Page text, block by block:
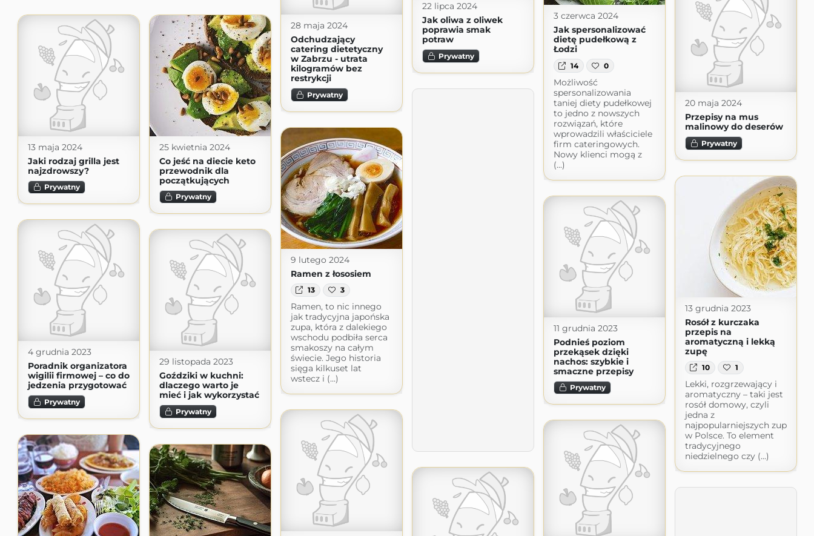
22 lipca 2024
Jak oliwa z oliwek
poprawia smak
potraw
Prywatny
3 czerwca 2024
Jak spersonalizować
dietę pudełkową z
Łodzi
14 0
Możliwość
spersonalizowania
taniej diety pudełkowej
to jedno z nowszych
rozwiązań, które
wprowadzili właściciele
firm cateringowych.
Nowy klienci mogą z
(...)
28 maja 2024
Odchudzający
catering dietetyczny
w Zabrzu - utrata
kilogramów bez
restrykcji
Prywatny
20 maja 2024
Przepisy na mus
malinowy do deserów
Prywatny
13 maja 2024
Jaki rodzaj grilla jest
najzdrowszy?
Prywatny
25 kwietnia 2024
Co jeść na diecie keto
przewodnik dla
początkujących
Prywatny
9 lutego 2024
Ramen z łososiem
13 3
Ramen, to nic innego
jak tradycyjna japońska
zupa, która z dalekiego
wschodu podbiła serca
smakoszy na całym
świecie. Jego historia
sięga kilkuset lat
wstecz i (...)
13 grudnia 2023
Rosół z kurczaka
przepis na
aromatyczną i lekką
zupę
10 1
Lekki, rozgrzewający i
aromatyczny – taki jest
rosół domowy, czyli
jedna z
najpopularniejszych zup
w Polsce. To element
tradycyjnego
niedzielnego czy (...)
11 grudnia 2023
Podnieś poziom
przekąsek dzięki
nachos: szybkie i
smaczne przepisy
Prywatny
4 grudnia 2023
Poradnik organizatora
wigilii firmowej – co do
jedzenia przygotować
Prywatny
29 listopada 2023
Goździki w kuchni:
dlaczego warto je
mieć i jak wykorzystać
Prywatny